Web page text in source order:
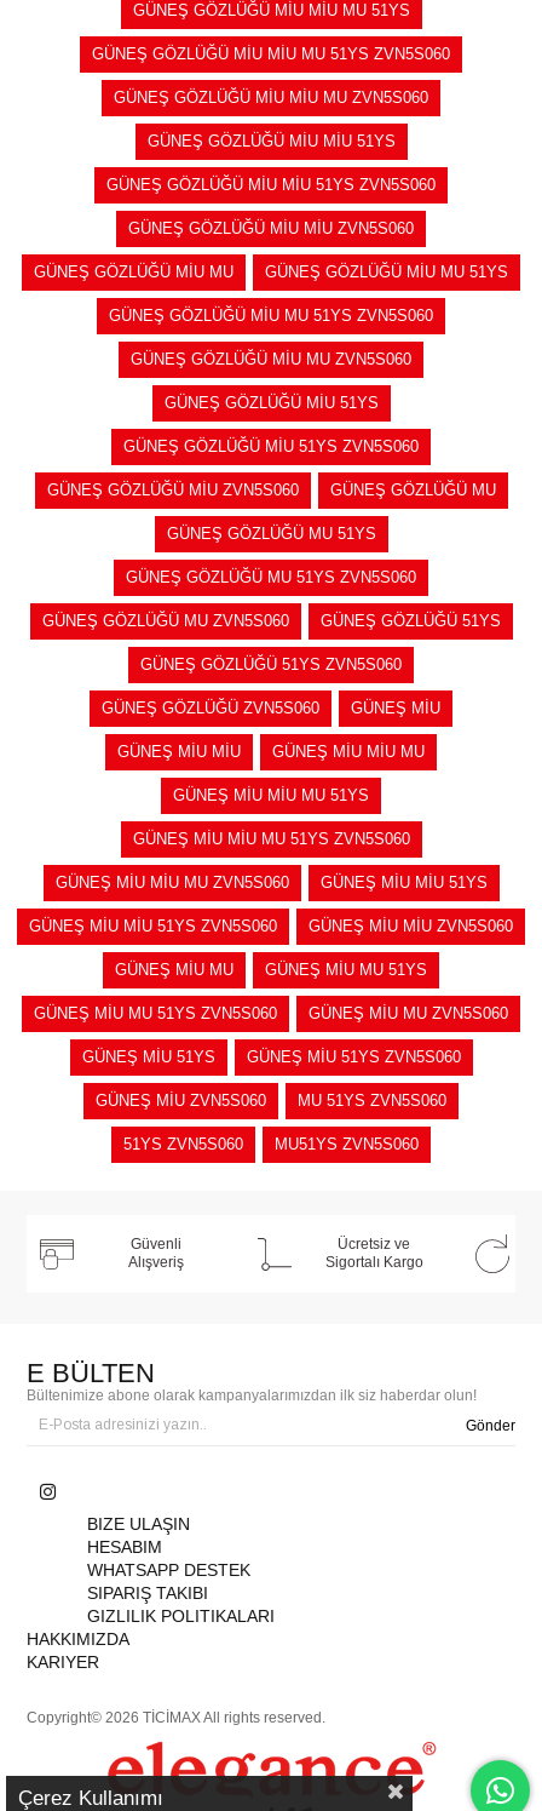
GÜNEŞ GÖZLÜĞÜ MİU MİU MU 51YS
GÜNEŞ GÖZLÜĞÜ MİU MİU MU 51YS ZVN5S060
GÜNEŞ GÖZLÜĞÜ MİU MİU MU ZVN5S060
GÜNEŞ GÖZLÜĞÜ MİU MİU 51YS
GÜNEŞ GÖZLÜĞÜ MİU MİU 51YS ZVN5S060
GÜNEŞ GÖZLÜĞÜ MİU MİU ZVN5S060
GÜNEŞ GÖZLÜĞÜ MİU MU GÜNEŞ GÖZLÜĞÜ MİU MU 51YS
GÜNEŞ GÖZLÜĞÜ MİU MU 51YS ZVN5S060
GÜNEŞ GÖZLÜĞÜ MİU MU ZVN5S060
GÜNEŞ GÖZLÜĞÜ MİU 51YS
GÜNEŞ GÖZLÜĞÜ MİU 51YS ZVN5S060
GÜNEŞ GÖZLÜĞÜ MİU ZVN5S060 GÜNEŞ GÖZLÜĞÜ MU
GÜNEŞ GÖZLÜĞÜ MU 51YS
GÜNEŞ GÖZLÜĞÜ MU 51YS ZVN5S060
GÜNEŞ GÖZLÜĞÜ MU ZVN5S060 GÜNEŞ GÖZLÜĞÜ 51YS
GÜNEŞ GÖZLÜĞÜ 51YS ZVN5S060
GÜNEŞ GÖZLÜĞÜ ZVN5S060 GÜNEŞ MİU
GÜNEŞ MİU MİU GÜNEŞ MİU MİU MU
GÜNEŞ MİU MİU MU 51YS
GÜNEŞ MİU MİU MU 51YS ZVN5S060
GÜNEŞ MİU MİU MU ZVN5S060 GÜNEŞ MİU MİU 51YS
GÜNEŞ MİU MİU 51YS ZVN5S060 GÜNEŞ MİU MİU ZVN5S060
GÜNEŞ MİU MU GÜNEŞ MİU MU 51YS
GÜNEŞ MİU MU 51YS ZVN5S060 GÜNEŞ MİU MU ZVN5S060
GÜNEŞ MİU 51YS GÜNEŞ MİU 51YS ZVN5S060
GÜNEŞ MİU ZVN5S060 MU 51YS ZVN5S060
51YS ZVN5S060 MU51YS ZVN5S060
Güvenli
Alışveriş
Ücretsiz ve
Sigortalı Kargo
E BÜLTEN
Bültenimize abone olarak kampanyalarımızdan ilk siz haberdar olun!
Gönder
BIZE ULAŞIN
HESABIM
WHATSAPP DESTEK
SIPARIŞ TAKIBI
GIZLILIK POLITIKALARI
HAKKIMIZDA
KARIYER
Copyright© 2026 TİCİMAX All rights reserved.
Çerez Kullanımı